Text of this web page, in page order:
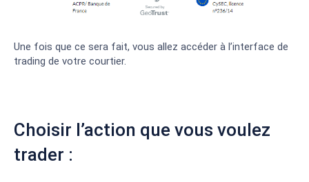
Une fois que ce sera fait, vous allez accéder à l’interface de
trading de votre courtier.
Choisir l’action que vous voulez
trader :